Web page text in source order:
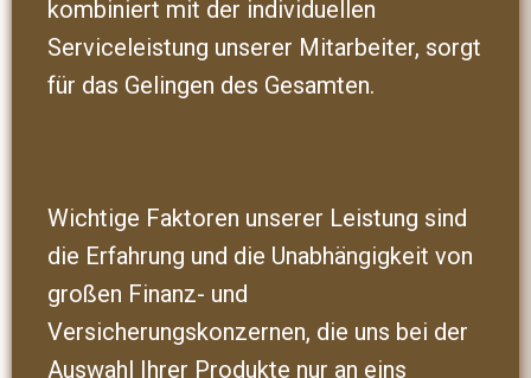
kombiniert mit der individuellen
Serviceleistung unserer Mitarbeiter, sorgt
für das Gelingen des Gesamten.
Wichtige Faktoren unserer Leistung sind
die Erfahrung und die Unabhängigkeit von
großen Finanz- und
Versicherungskonzernen, die uns bei der
Auswahl Ihrer Produkte nur an eins